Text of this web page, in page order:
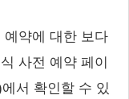
예약에 대한 보다
사전 예약 페이
서 확인할 수 있